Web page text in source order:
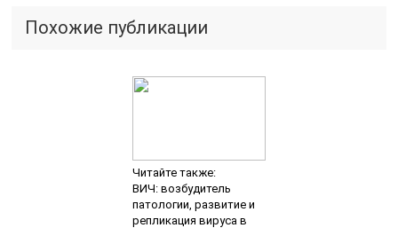
Похожие публикации
Читайте также:
ВИЧ: возбудитель
патологии, развитие и
репликация вируса в